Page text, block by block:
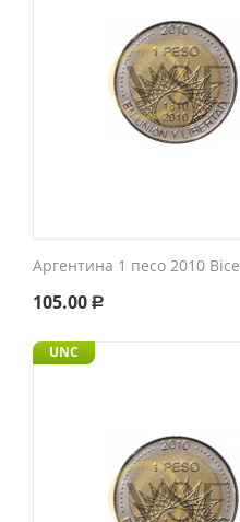
Аргентина 1 песо 2010
105.00 Р
UNC